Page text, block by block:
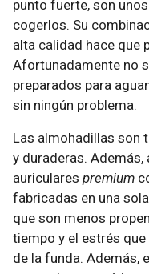
punto fuerte, son
cogerlos. Su
alta calidad hace que
Afortunadamente no
preparados para
sin ningún problema.
Las almohadillas son
y duraderas.
auriculares premium
fabricadas en una
que son menos
tiempo y el estrés
de la funda. Además,